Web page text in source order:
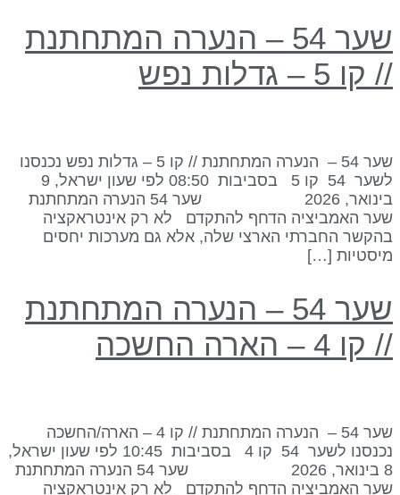
שער 54 – הנערה המתחתנת
5 – גדלות נפש
שער 54 – הנערה המתחתנת // קו 5 – גדלות נפש נכנסנו
לשער 54 קו 5 בסביבות 08:50 לפי שעון ישראל, 9
בינואר, 2026 שער 54 הנערה המתחתנת
האמביציה הדחף להתקדם לא רק אינטראקציה
החברתי הארצי שלה, אלא גם מערכות יחסים
[…]
שער 54 – הנערה המתחתנת
4 – הארה החשכה
שער 54 – הנערה המתחתנת // קו 4 – הארה/החשכה
נכנסנו לשער 54 קו 4 בסביבות 10:45 לפי שעון ישראל,
8 בינואר, 2026 שער 54 הנערה המתחתנת
האמביציה הדחף להתקדם לא רק אינטראקציה